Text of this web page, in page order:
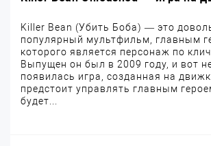
Killer Bean (Убить Боба) — это
популярный мультфильм, главным
которого является персонаж по
Выпущен он был в 2009 году, и вот
появилась игра, созданная на
предстоит управлять главным
будет...